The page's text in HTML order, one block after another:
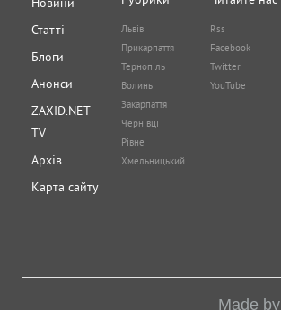
Статті
Блоги
Анонси
ZAXID.NET
TV
Архів
Карта сайту
Львів
Прикарпаття
Тернопіль
Волинь
Закарпаття
Чернівці
Рівне
Хмельницький
Rss
Facebook
Twitter
YouTube
Made by